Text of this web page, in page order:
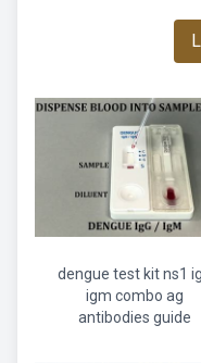
dengue test kit ns1
igm combo ag
antibodies guide